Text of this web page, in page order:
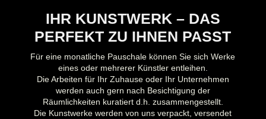
IHR KUNSTWERK – DAS
PERFEKT ZU IHNEN PASST
Für eine monatliche Pauschale können Sie sich Werke
eines oder mehrerer Künstler entleihen.
Die Arbeiten für Ihr Zuhause oder Ihr Unternehmen
werden auch gern nach Besichtigung der
Räumlichkeiten kuratiert d.h. zusammengestellt.
Die Kunstwerke werden von uns verpackt, versendet